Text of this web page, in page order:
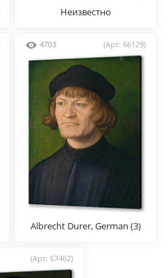
Неизвестно
4703 (Арт: 66129)
Albrecht Durer, German (3)
(Арт: 67462)